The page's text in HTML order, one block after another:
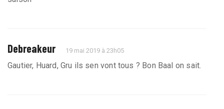
Debreakeur 19 mai 2019 à 23h05
Gautier, Huard, Gru ils sen vont tous ? Bon Baal on sait.